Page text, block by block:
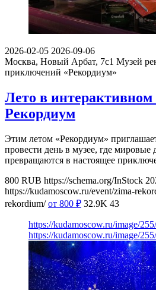
2026-02-05 2026-09-06
Москва, Новый Арбат, 7с1 Музей
приключений «Рекордиум»
Лето в интерактивном
Рекордиум
Этим летом «Рекордиум»
провести день в музее, где мировые
превращаются в настоящее
800 RUB https://schema.org/InStock
https://kudamoscow.ru/event/zima-
rekordium/ от 800 ₽ 32.9K 43
https://kudamoscow.ru/image/
https://kudamoscow.ru/image/